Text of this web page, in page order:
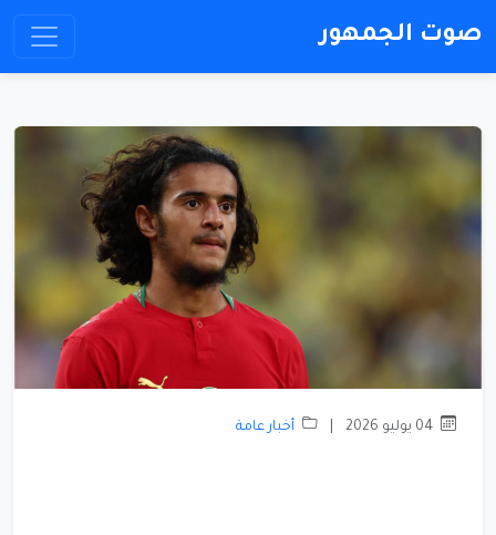
صوت الجمهور
أخبار عامة